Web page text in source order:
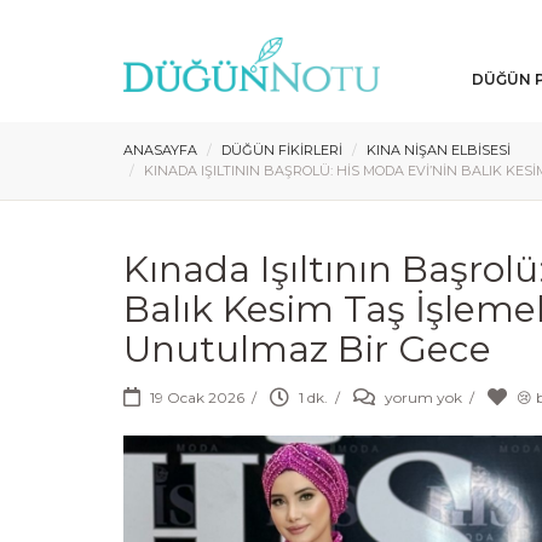
DÜĞÜN
ANASAYFA DÜĞÜN FIKIRLERI
KINA NIŞAN ELBISESI
KINADA IŞILTININ BAŞROLÜ: HIS MODA EVI’NIN BALIK
Kınada Işıltının
Balık Kesim Taş
Unutulmaz Bir Gece
19 Ocak 2026 / 1 dk. / yorum yok / 😢